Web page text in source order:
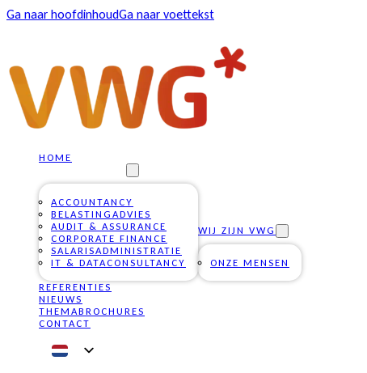
Ga naar hoofdinhoudGa naar voettekst
HOME
ACCOUNTANCY
BELASTINGADVIES
AUDIT & ASSURANCE
CORPORATE FINANCE
SALARISADMINISTRATIE
IT & DATACONSULTANCY
WIJ ZIJN VWG
ONZE MENSEN
REFERENTIES
NIEUWS
THEMABROCHURES
CONTACT